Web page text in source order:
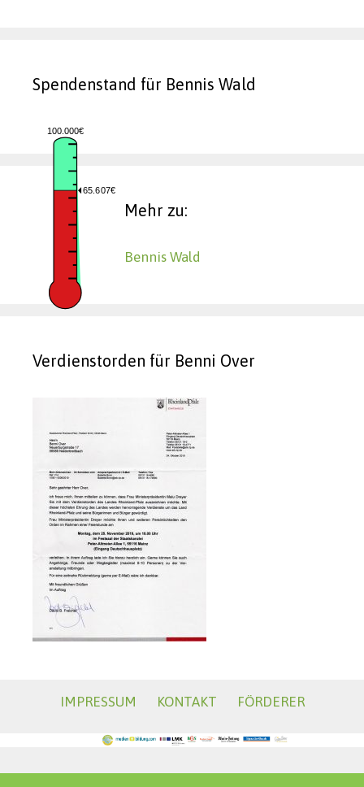
Spendenstand für Bennis Wald
100.000€
65.607€
Mehr zu:
Bennis Wald
Verdienstorden für Benni Over
IMPRESSUM KONTAKT FÖRDERER